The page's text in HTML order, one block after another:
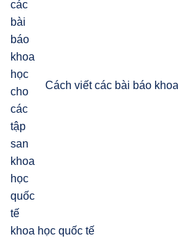
Cách viết các bài báo
khoa học quốc tế